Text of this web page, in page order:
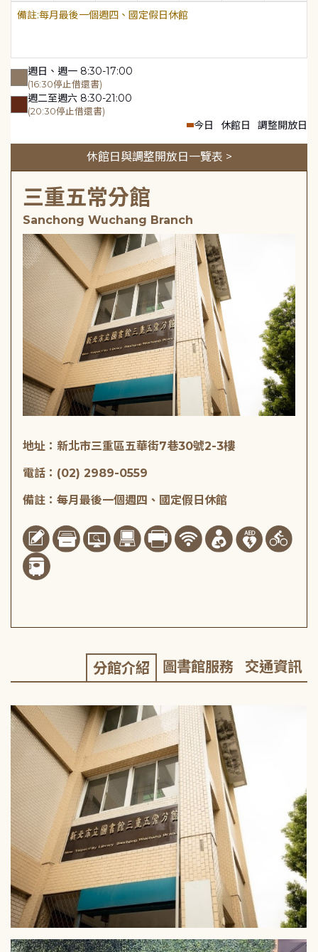
每月最後一個週四、國定假日休館
週日、週一 8:30-17:00
(16:30停止借還書)
週二至週六 8:30-21:00
(20:30停止借還書)
今日 休館日 調整開放日
休館日與調整開放日一覽表 >
三重五常分館
Sanchong Wuchang Branch
地址：新北市三重區五華街7巷30號2-3樓
電話：(02) 2989-0559
備註：每月最後一個週四、國定假日休館
分館介紹 圖書館服務 交通資訊